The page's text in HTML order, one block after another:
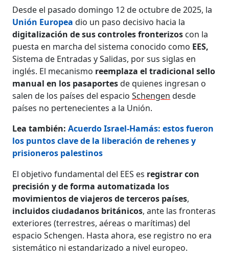
Desde el pasado domingo 12 de octubre de 2025, la
Unión Europea dio un paso decisivo hacia la
digitalización de sus controles fronterizos con la
puesta en marcha del sistema conocido como EES,
Sistema de Entradas y Salidas, por sus siglas en
inglés. El mecanismo reemplaza el tradicional sello
manual en los pasaportesde quienes ingresan o
salen de los países del espacioSchengen desde
países no pertenecientes a la Unión.
Lea también:Acuerdo Israel-Hamás: estos fueron
los puntos clave de la liberación de rehenes y
prisioneros palestinos
El objetivo fundamental del EES es registrar con
precisión y de forma automatizada los
movimientos de viajeros de terceros países,
incluidos ciudadanos británicos, ante las fronteras
exteriores (terrestres, aéreas o marítimas) del
espacio Schengen. Hasta ahora, ese registro no era
sistemático ni estandarizado a nivel europeo.